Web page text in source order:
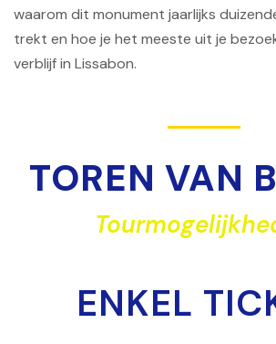
waarom dit monument jaarlijks
trekt en hoe je het meeste uit je
verblijf in Lissabon.
TOREN VAN
ENKEL